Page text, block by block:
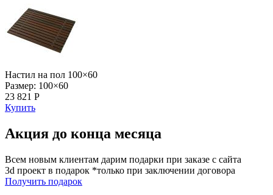
Настил на пол 100×60
Размер: 100×60
23 821 Р
Купить
Акция до конца месяца
Всем новым клиентам дарим подарки при заказе с сайта
3d проект в подарок *только при заключении договора
Получить подарок